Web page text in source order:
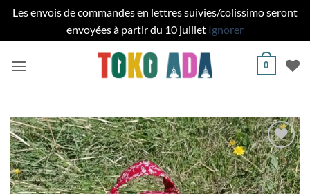
Les envois de commandes en lettres suivies/colissimo seront
envoyées à partir du 10 juillet Ignorer
0
Ajouter
à la liste
de